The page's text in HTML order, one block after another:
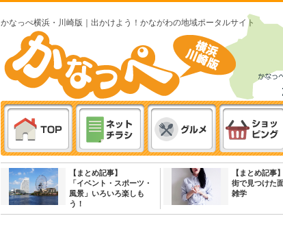
かなっぺ横浜・川崎版｜出かけよう！かながわの地域ポータルサイト
【まとめ記事】
「イベント・スポーツ・
風景」いろいろ楽しも
う！
【まとめ記事】
街で見つけた
雑学